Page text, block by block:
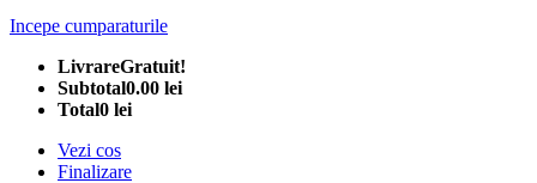
Incepe cumparaturile
LivrareGratuit!
Subtotal0.00 lei
Total0 lei
Vezi cos
Finalizare